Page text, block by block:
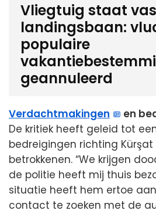
Vliegtuig staat
landingsbaan:
populaire
geannuleerd
Verdachtmakingen
en
De kritiek heeft geleid tot
bedreigingen richting
betrokkenen. “We krijgen
de politie heeft mij thuis
situatie heeft hem ertoe
contact te zoeken met de